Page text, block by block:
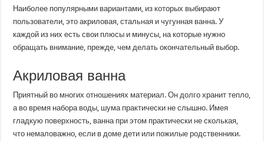
Наиболее популярными вариантами, из которых выбирают
пользователи, это акриловая, стальная и чугунная ванна. У
каждой из них есть свои плюсы и минусы, на которые нужно
обращать внимание, прежде, чем делать окончательный выбор.
Акриловая ванна
Приятный во многих отношениях материал. Он долго хранит тепло,
а во время набора воды, шума практически не слышно. Имея
гладкую поверхность, ванна при этом практически не сколькая,
что немаловажно, если в доме дети или пожилые родственники.